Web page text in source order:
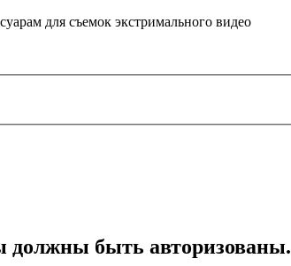
для съемок экстримального видео
должны быть авторизованы.